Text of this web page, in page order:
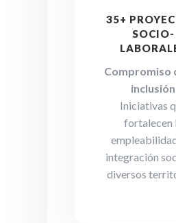
35+
SOCIO-
Compromiso
inclusión
Iniciativas
fortalecen
integración
diversos